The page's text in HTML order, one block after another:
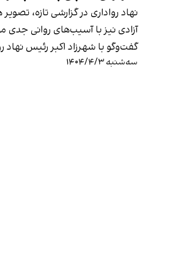
نهاد رواداری در گزارشی تازه،
آزادی نیز با آسیب‌های روانی جدی
گفت‌وگو با شهرزاد اکبر رئیس نهاد
سه‌شنبه ۱۴۰۴/۴/۳